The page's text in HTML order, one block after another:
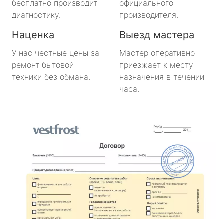
бесплатно производит
диагностику.
официального
производителя.
Наценка
У нас честные цены за
ремонт бытовой
техники без обмана.
Выезд мастера
Мастер оперативно
приезжает к месту
назначения в течении
часа.